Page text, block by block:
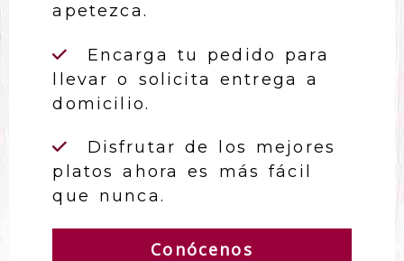
apetezca.
Encarga tu pedido para
llevar o solicita entrega a
domicilio.
Disfrutar de los mejores
platos ahora es más fácil
que nunca.
Conócenos